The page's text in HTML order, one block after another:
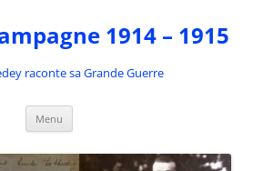
1914 – 1915
raconte sa Grande Guerre
Menu